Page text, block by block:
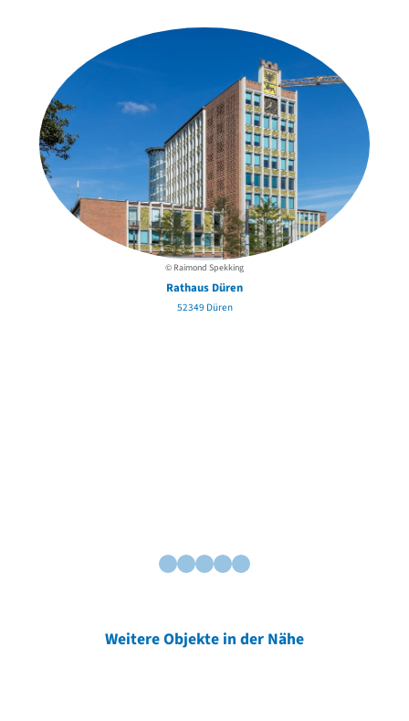
© Raimond Spekking
Rathaus Düren
52349 Düren
Weitere Objekte in der Nähe